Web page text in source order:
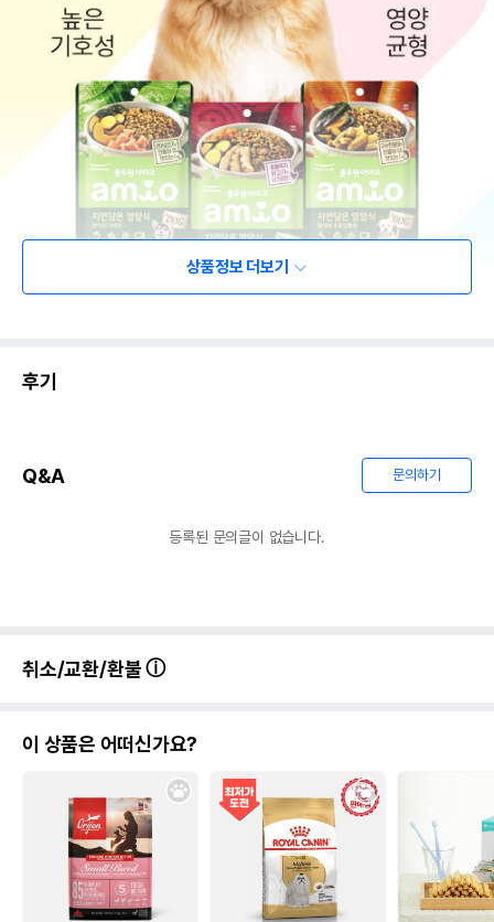
상품정보 더보기
후기
Q&A 문의하기
등록된 문의글이 없습니다.
취소/교환/환불
이 상품은 어떠신가요?